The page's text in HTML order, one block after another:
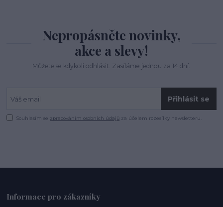
Nepropásněte novinky,
akce a slevy!
Můžete se kdykoli odhlásit. Zasíláme jednou za 14 dní.
Přihlásit se
Souhlasím se zpracováním osobních údajů za účelem rozesílky newsletteru.
Informace pro zákazníky